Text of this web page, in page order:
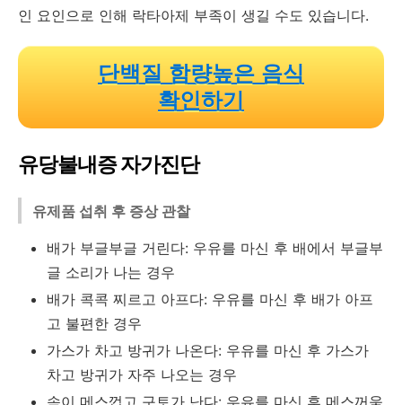
인 요인으로 인해 락타아제 부족이 생길 수도 있습니다.
단백질 함량높은 음식
확인하기
유당불내증 자가진단
유제품 섭취 후 증상 관찰
배가 부글부글 거린다: 우유를 마신 후 배에서 부글부
글 소리가 나는 경우
배가 콕콕 찌르고 아프다: 우유를 마신 후 배가 아프
고 불편한 경우
가스가 차고 방귀가 나온다: 우유를 마신 후 가스가
차고 방귀가 자주 나오는 경우
속이 메스껍고 구토가 난다: 우유를 마신 후 메스꺼움